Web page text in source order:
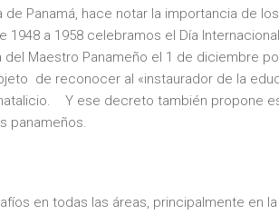
de Panamá, hace notar la importancia de
1948 a 1958 celebramos el Día
Maestro Panameño el 1 de diciembre
de reconocer al «instaurador de la
Y ese decreto también propone
panameños.
en todas las áreas, principalmente en